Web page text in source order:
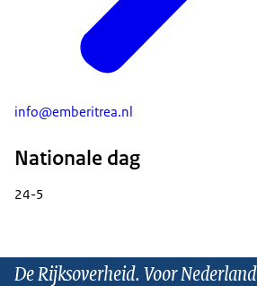
info@emberitrea.nl
Nationale dag
24-5
De Rijksoverheid. Voor Nederland